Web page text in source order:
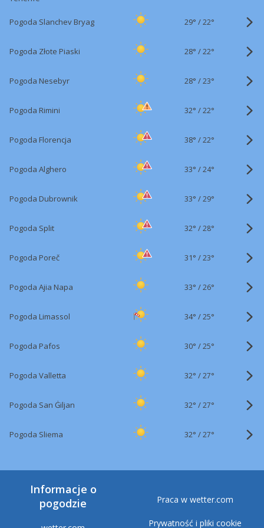
Pogoda Slanchev Bryag 29° /22°
Pogoda Złote Piaski 28° /22°
Pogoda Nesebyr 28° /23°
Pogoda Rimini 32° /22°
Pogoda Florencja 38° /22°
Pogoda Alghero 33° /24°
Pogoda Dubrownik 33° /29°
Pogoda Split 32° /28°
Pogoda Poreč 31° /23°
Pogoda Ajia Napa 33° /26°
Pogoda Limassol 34° /25°
Pogoda Pafos 30° /25°
Pogoda Valletta 32° /27°
Pogoda San Ġiljan 32° /27°
Pogoda Sliema 32° /27°
Informacje o
pogodzie
Praca w wetter.com
Prywatność i pliki cookie